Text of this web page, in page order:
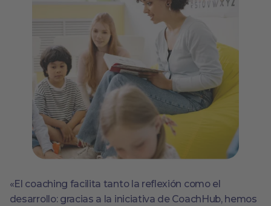
«El coaching facilita tanto la reflexión como el
desarrollo: gracias a la iniciativa de CoachHub, hemos